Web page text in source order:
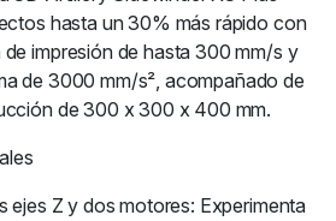
hasta un 30% más rápido con
impresión de hasta 300 mm/s y
de 3000 mm/s², acompañado de
de 300 x 300 x 400 mm.
ejes Z y dos motores: Experimenta